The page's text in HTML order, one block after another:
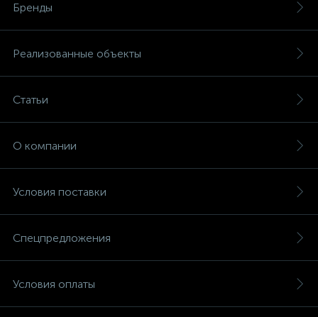
Бренды
Реализованные объекты
Статьи
О компании
Условия поставки
Спецпредложения
Условия оплаты